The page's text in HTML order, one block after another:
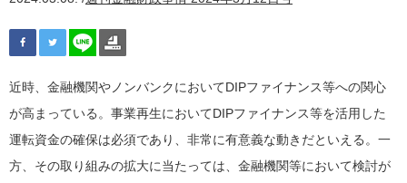
近時、金融機関やノンバンクにおいてDIPファイナンス等への関心
が高まっている。事業再生においてDIPファイナンス等を活用した
運転資金の確保は必須であり、非常に有意義な動きだといえる。一
方、その取り組みの拡大に当たっては、金融機関等において検討が